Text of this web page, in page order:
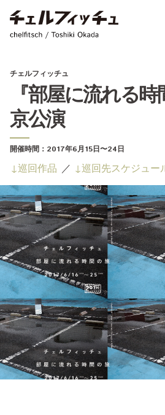
チェルフィッチュ
『部屋に流れる
京公演
開催時間： 2017年6月15日〜24日
巡回作品 巡回先スケジュー